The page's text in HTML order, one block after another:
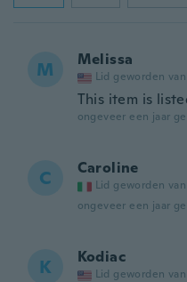
M Melissa
Lid geworden
This item is
ongeveer een jaar
C Caroline
Lid geworden van
ongeveer een jaar
K Kodiac
Lid geworden van